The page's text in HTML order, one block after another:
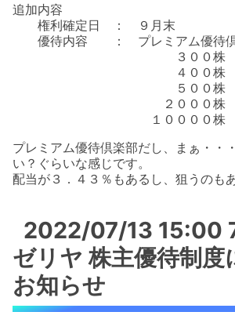
追加内容
権利確定日 ： ９月末
優待内容 ： プレミアム優待倶
３００株 ５
４００株 １５
５００株 ３０
２０００株 ５０
１００００株 ６
プレミアム優待倶楽部だし、まぁ・・
い？ぐらいな感じです。
配当が３．４３％もあるし、狙うのも
2022/07/13 15:00
ゼリヤ 株主優待制度
お知らせ